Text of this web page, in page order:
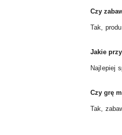
Czy
Tak,
Jakie
Najlepiej
Czy grę
Tak,